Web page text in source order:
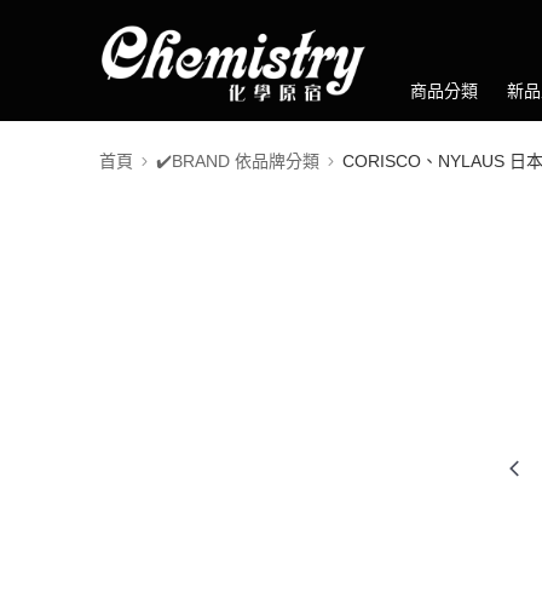
商品分類 新
首頁 ✔️BRAND 依品牌分類 CORISCO、NYLAUS 日